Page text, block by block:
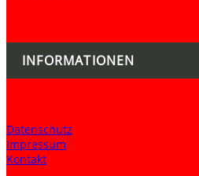
INFORMATIONEN
Datenschutz
Impressum
Kontakt